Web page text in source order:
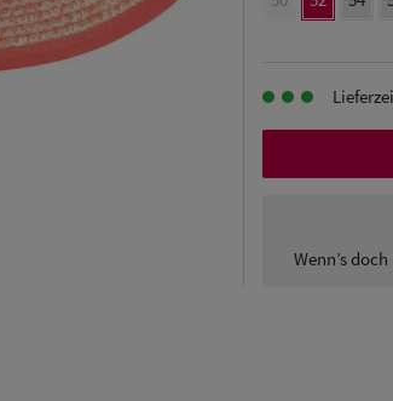
Wenn’s